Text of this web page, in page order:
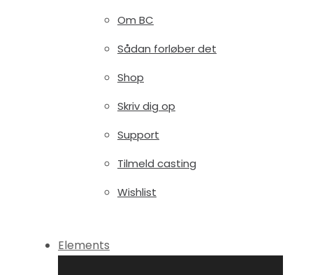
Om BC
Sådan forløber det
Shop
Skriv dig op
Support
Tilmeld casting
Wishlist
Elements